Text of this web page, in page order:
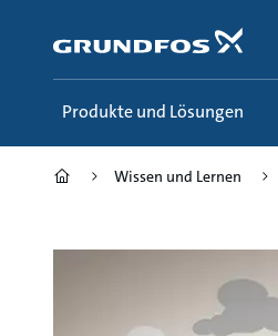
springen
Produkte und Lösungen
Wissen und Lernen